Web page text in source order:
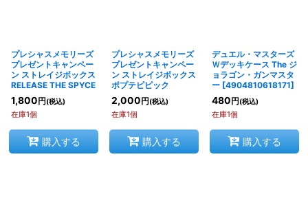
プレシャスメモリーズ
プレゼントキャンペー
ン ストレイジボックス
RELEASE THE SPYCE
1,800 円 (税込)
在庫1個
購入する
プレシャスメモリーズ
プレゼントキャンペー
ン ストレイジボックス
ポプテピピック
2,000 円 (税込)
在庫1個
購入する
デュエル・マスターズ
Ｗデッキケース The ジ
ョラゴン・ガンマスタ
ー [4904810618171]
480 円 (税込)
在庫1個
購入する